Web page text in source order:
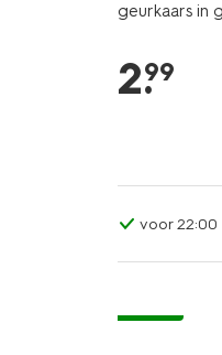
geurkaars in
2.
99
voor 22:00